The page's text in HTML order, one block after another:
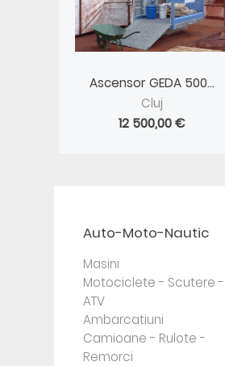
Ascensor GEDA 500...
Cluj
12 500,00 €
Auto-Moto-Nautic
Masini
Motociclete - Scutere -
ATV
Ambarcatiuni
Camioane - Rulote -
Remorci